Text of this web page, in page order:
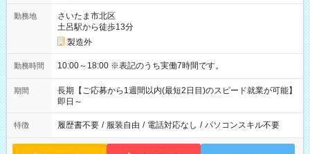
勤務地
さいたま市北区
土呂駅から徒歩13分
製造外
勤務時間 10:00～18:00 ※表記のうち実働7時間です。
期間
長期【ご応募から1週間以内(最短2日目)のスピード就業が可能】
即日～
特徴 履歴書不要 / 服装自由 / 電話対応なし / パソコンスキル不要